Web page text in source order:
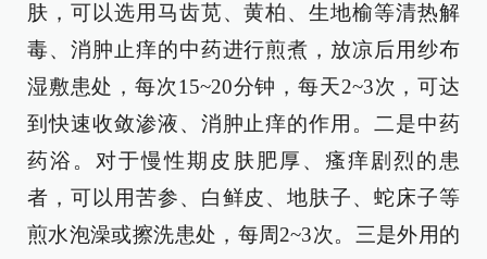
肤，可以选用马齿苋、黄柏、生地榆等清热解
毒、消肿止痒的中药进行煎煮，放凉后用纱布
湿敷患处，每次15~20分钟，每天2~3次，可达
到快速收敛渗液、消肿止痒的作用。二是中药
药浴。对于慢性期皮肤肥厚、瘙痒剧烈的患
者，可以用苦参、白鲜皮、地肤子、蛇床子等
煎水泡澡或擦洗患处，每周2~3次。三是外用的